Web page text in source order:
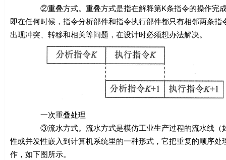
②重叠方式。重叠方式是指在解释第K条指令的操作完成之
即在任何时候，指令分析部件和指令执行部件都只有相邻两条
出现冲突、转移和相关等问题，在设计时必须想办法解决。
一次重叠处理
③流水方式。流水方式是模仿工业生产过程的流水线（如
性或并发性嵌入到计算机系统里的一种形式，它把重复的顺序
作，如下图所示。